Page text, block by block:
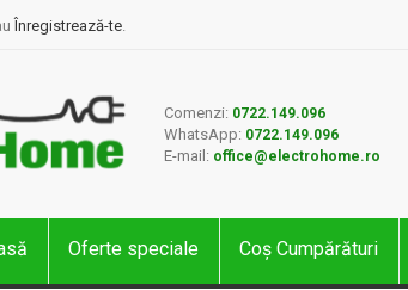
Înregistrează-te.
Comenzi: 0722.149.096
WhatsApp: 0722.149.096
E-mail: office@electrohome.ro
Oferte speciale Coș Cumpărături